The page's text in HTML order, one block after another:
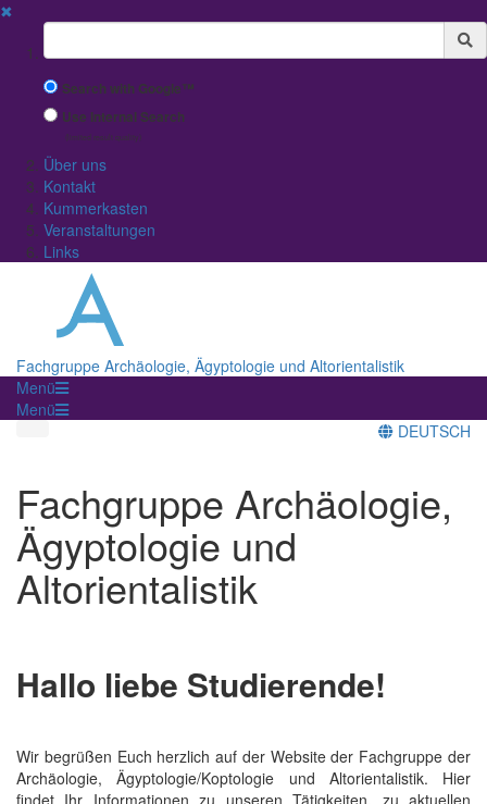
✖
Suchbegriff
Search with Google™
Use Internal Search
(limited result quality)
Über uns
Kontakt
Kummerkasten
Veranstaltungen
Links
Fachgruppe Archäologie, Ägyptologie und Altorientalistik
Menü
Menü
DEUTSCH
Fachgruppe Archäologie,
Ägyptologie und
Altorientalistik
Hallo liebe Studierende!
Wir begrüßen Euch herzlich auf der Website der Fachgruppe der
Archäologie, Ägyptologie/Koptologie und Altorientalistik. Hier
findet Ihr Informationen zu unseren Tätigkeiten, zu aktuellen